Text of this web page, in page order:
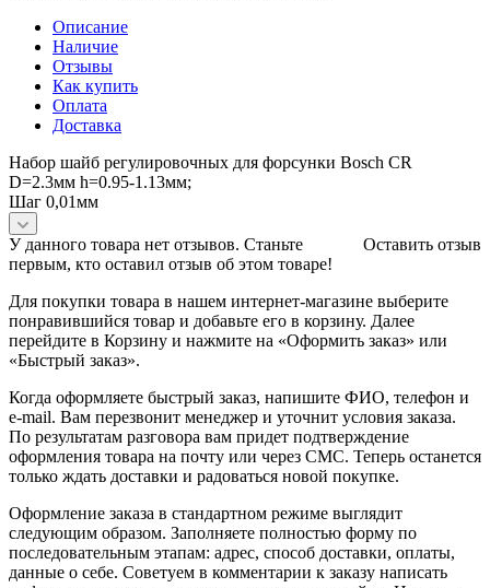
Описание
Наличие
Отзывы
Как купить
Оплата
Доставка
Набор шайб регулировочных для форсунки Bosch CR
D=2.3мм h=0.95-1.13мм;
Шаг 0,01мм
Оставить отзыв
У данного товара нет отзывов. Станьте
первым, кто оставил отзыв об этом товаре!
Для покупки товара в нашем интернет-магазине выберите
понравившийся товар и добавьте его в корзину. Далее
перейдите в Корзину и нажмите на «Оформить заказ» или
«Быстрый заказ».
Когда оформляете быстрый заказ, напишите ФИО, телефон и
e-mail. Вам перезвонит менеджер и уточнит условия заказа.
По результатам разговора вам придет подтверждение
оформления товара на почту или через СМС. Теперь останется
только ждать доставки и радоваться новой покупке.
Оформление заказа в стандартном режиме выглядит
следующим образом. Заполняете полностью форму по
последовательным этапам: адрес, способ доставки, оплаты,
данные о себе. Советуем в комментарии к заказу написать